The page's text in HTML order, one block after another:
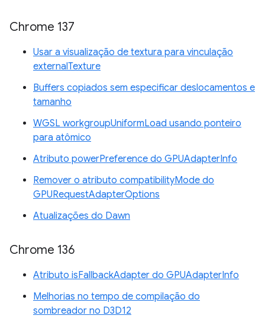
Chrome 137
Usar a visualização de textura para vinculação
externalTexture
Buffers copiados sem especificar deslocamentos e
tamanho
WGSL workgroupUniformLoad usando ponteiro
para atômico
Atributo powerPreference do GPUAdapterInfo
Remover o atributo compatibilityMode do
GPURequestAdapterOptions
Atualizações do Dawn
Chrome 136
Atributo isFallbackAdapter do GPUAdapterInfo
Melhorias no tempo de compilação do
sombreador no D3D12